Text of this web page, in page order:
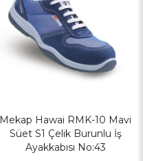
Mekap Hawai RMK-10 Mavi
Süet S1 Çelik Burunlu İş
Ayakkabısı No:43